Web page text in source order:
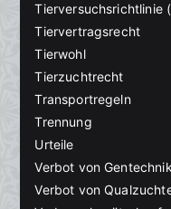
Tierversuchsrichtlinie
Tiervertragsrecht
Tierwohl
Tierzuchtrecht
Transportregeln
Trennung
Urteile
Verbot von Gentechnik
Verbot von